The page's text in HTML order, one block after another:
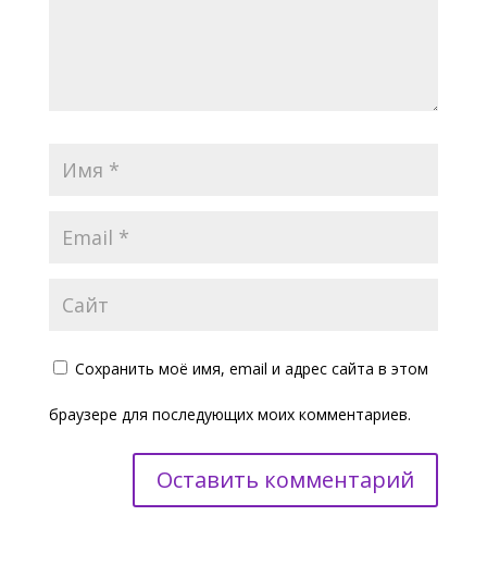
Сохранить моё имя, email и адрес сайта в этом
браузере для последующих моих комментариев.